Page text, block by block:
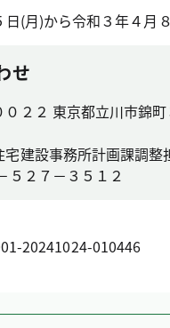
(月)から令和３年４月
せ
０２２ 東京都立川市錦
宅建設事務所計画課調整
５２７－３５１２
20241024-010446